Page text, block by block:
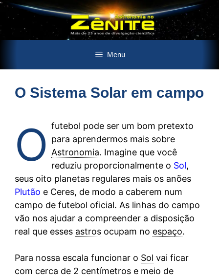
o
conteúdo
Menu
O Sistema Solar em campo
O futebol pode ser um bom pretexto
para aprendermos mais sobre
Astronomia. Imagine que você
reduziu proporcionalmente o Sol,
seus oito planetas regulares mais os anões
Plutão e Ceres, de modo a caberem num
campo de futebol oficial. As linhas do campo
vão nos ajudar a compreender a disposição
real que esses astros ocupam no espaço.
Para nossa escala funcionar o Sol vai ficar
com cerca de 2 centímetros e meio de